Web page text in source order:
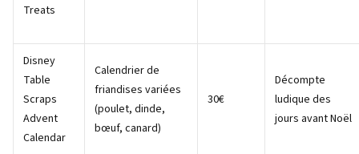
Treats
Disney
Table
Scraps
Advent
Calendar
Calendrier de
friandises variées
(poulet, dinde,
bœuf, canard)
30€
Décompte
ludique des
jours avant Noël